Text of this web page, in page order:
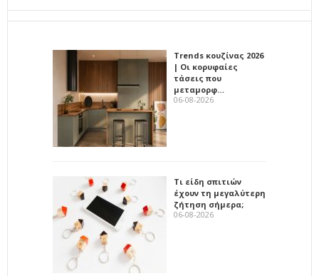
Trends κουζίνας 2026
| Οι κορυφαίες
τάσεις που
μεταμορφ…
06-08-2026
Τι είδη σπιτιών
έχουν τη μεγαλύτερη
ζήτηση σήμερα;
06-08-2026